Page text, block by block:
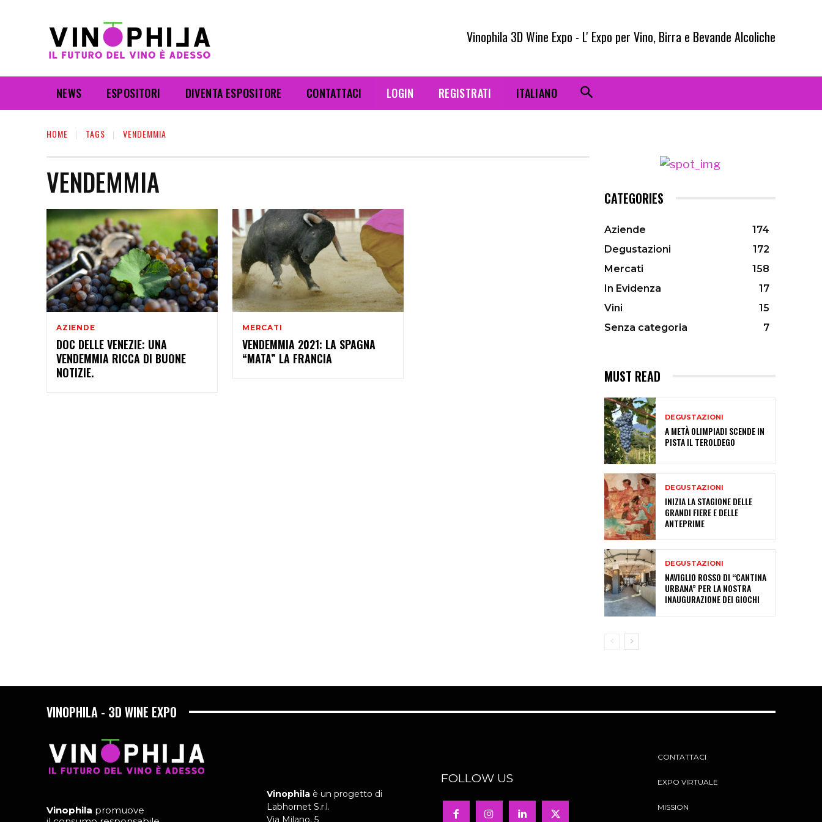
Vinophila 3D Wine Expo - L' Expo per Vino, Birra e Bevande Alcoliche
NEWS ESPOSITORI DIVENTA ESPOSITORE CONTATTACI LOGIN REGISTRATI ITALIANO
HOME TAGS VENDEMMIA
VENDEMMIA
AZIENDE
DOC DELLE VENEZIE: UNA
VENDEMMIA RICCA DI BUONE
NOTIZIE.
MERCATI
VENDEMMIA 2021: LA SPAGNA
“MATA” LA FRANCIA
CATEGORIES
Aziende
174
Degustazioni
172
Mercati
158
In Evidenza
17
Vini
15
Senza categoria
7
MUST READ
DEGUSTAZIONI
A METÀ OLIMPIADI SCENDE IN
PISTA IL TEROLDEGO
DEGUSTAZIONI
INIZIA LA STAGIONE DELLE
GRANDI FIERE E DELLE
ANTEPRIME
DEGUSTAZIONI
NAVIGLIO ROSSO DI “CANTINA
URBANA” PER LA NOSTRA
INAUGURAZIONE DEI GIOCHI
VINOPHILA - 3D WINE EXPO
Vinophila promuove
Vinophila è un progetto di
Labhornet S.r.l.
FOLLOW US
CONTATTACI
EXPO VIRTUALE
MISSION